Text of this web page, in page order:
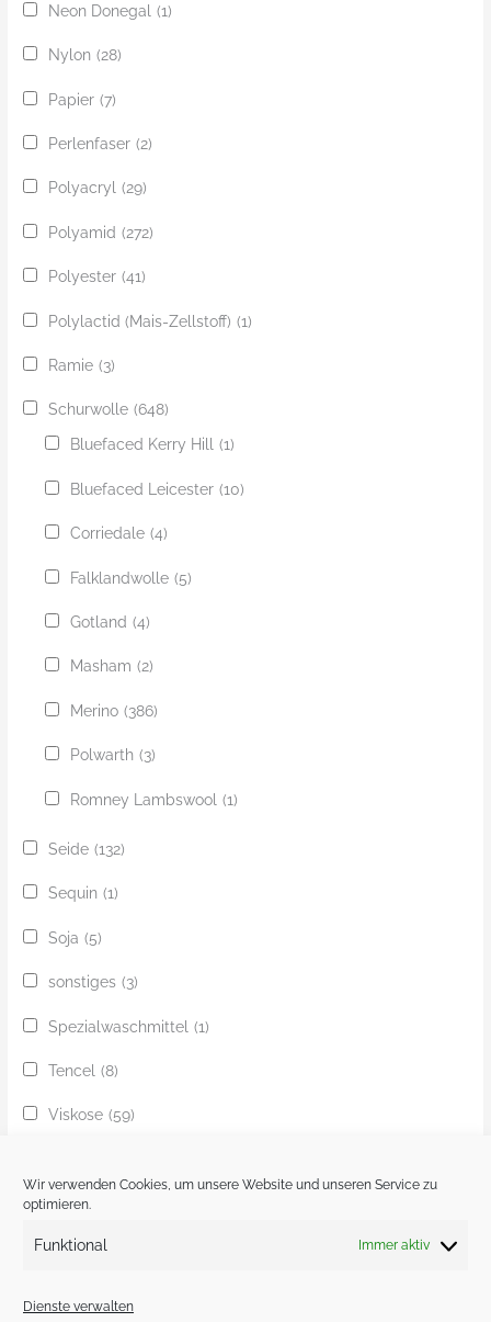
Wir verwenden Cookies, um unsere Website und unseren Service zu
optimieren.
Funktional Immer aktiv
Dienste verwalten
Neon Donegal (1)
Nylon (28)
Papier (7)
Perlenfaser (2)
Polyacryl (29)
Polyamid (272)
Polyester (41)
Polylactid (Mais-Zellstoff) (1)
Ramie (3)
Schurwolle (648)
Bluefaced Kerry Hill (1)
Bluefaced Leicester (10)
Corriedale (4)
Falklandwolle (5)
Gotland (4)
Masham (2)
Merino (386)
Polwarth (3)
Romney Lambswool (1)
Seide (132)
Sequin (1)
Soja (5)
sonstiges (3)
Spezialwaschmittel (1)
Tencel (8)
Viskose (59)
Ziege
Zobel (1)